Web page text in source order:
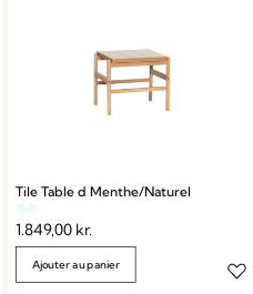
Tile Table d Menthe/Naturel
1.849,00 kr.
Ajouter au panier